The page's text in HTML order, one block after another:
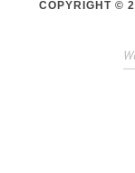
COPYRIGHT ©